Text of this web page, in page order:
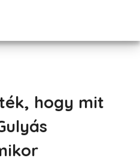
hogy mit